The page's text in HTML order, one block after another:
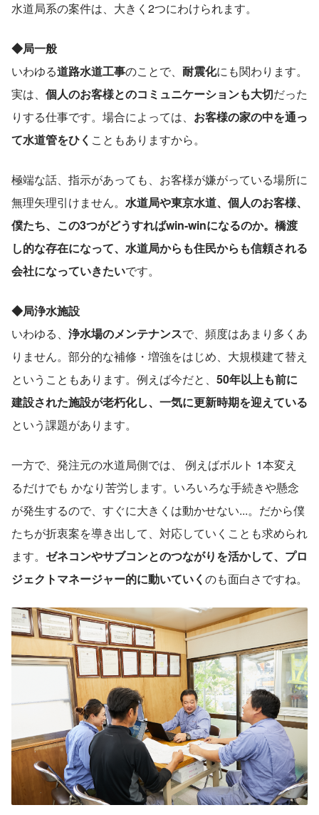
水道局系の案件は、大きく2つにわけられます。
◆局一般
いわゆる道路水道工事のことで、 耐震化にも関わります。
実は、 個人のお客様とのコミュニケーションも大切だった
りする仕事です。場合によっては、 お客様の家の中を通っ
て水道管をひく こともありますから。
極端な話、指示があっても、お客様が嫌がっている場所に
無理矢理引けません。 水道局や東京水道、個人のお客様、
僕たち、この3つがどうすればwin-winになるのか。橋渡
し的な存在になって、水道局からも住民からも信頼される
会社になっていきたいです。
◆局浄水施設
いわゆる、 浄水場のメンテナンスで、頻度はあまり多くあ
りません。部分的な補修・増強をはじめ、大規模建て替え
ということもあります。例えば今だと、 50年以上も前に
建設された施設が老朽化し、一気に更新時期を迎えている
という課題があります。
一方で、発注元の水道局側では、 例えばボルト 1本変え
るだけでも かなり苦労します。いろいろな手続きや懸念
が発生するので、すぐに大きくは動かせない...。だから僕
たちが折衷案を導き出して、対応していくことも求められ
ます。 ゼネコンやサブコンとのつながりを活かして、プロ
ジェクトマネージャー的に動いていく のも面白さですね。